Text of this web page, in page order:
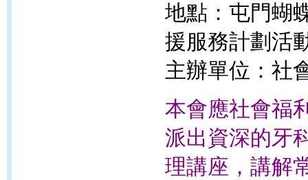
地點：屯門蝴
援服務計劃活
主辦單位：社
本會應社會福
派出資深的牙
理講座，講解